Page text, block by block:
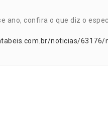
ano, confira o que diz o
noticias/